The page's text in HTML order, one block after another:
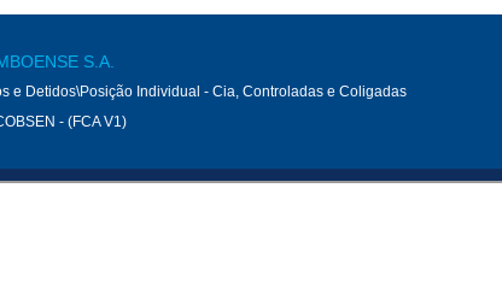
S.A.
e Detidos\Posição Individual - Cia, Controladas e Coligadas
- (FCA V1)